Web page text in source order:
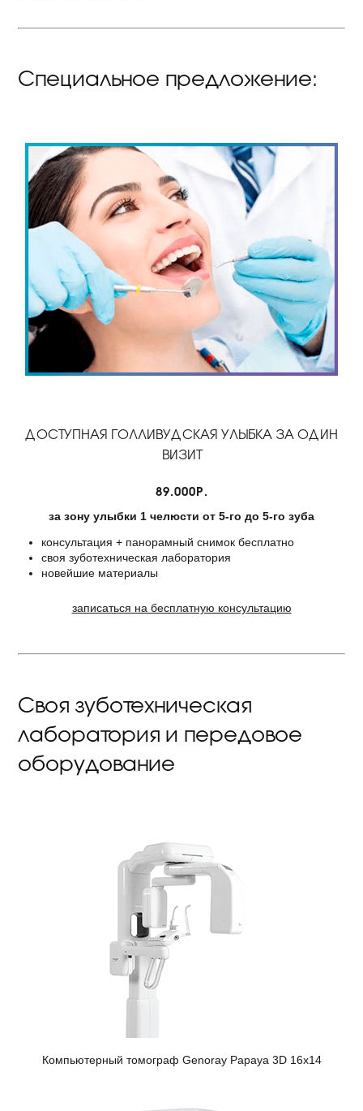
Специальное предложение:
ДОСТУПНАЯ ГОЛЛИВУДСКАЯ УЛЫБКА ЗА ОДИН
ВИЗИТ
89.000Р.
за зону улыбки 1 челюсти от 5-го до 5-го зуба
консультация + панорамный снимок бесплатно
своя зуботехническая лаборатория
новейшие материалы
записаться на бесплатную консультацию
Своя зуботехническая
лаборатория и передовое
оборудование
Компьютерный томограф Genoray Papaya 3D 16x14